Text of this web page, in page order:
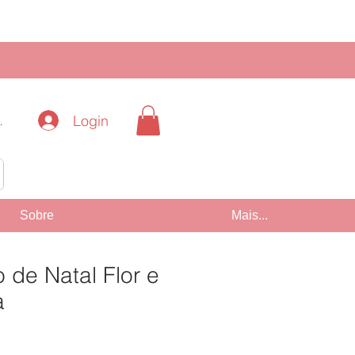
Login
Sobre Mais...
de Natal Flor e